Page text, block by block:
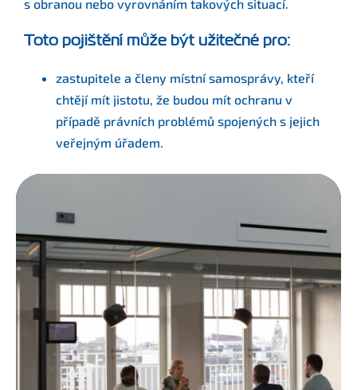
s obranou nebo vyrovnáním takových situací.
Toto pojištění může být užitečné pro:
zastupitele a členy místní samosprávy, kteří
chtějí mít jistotu, že budou mít ochranu v
případě právních problémů spojených s jejich
veřejným úřadem.